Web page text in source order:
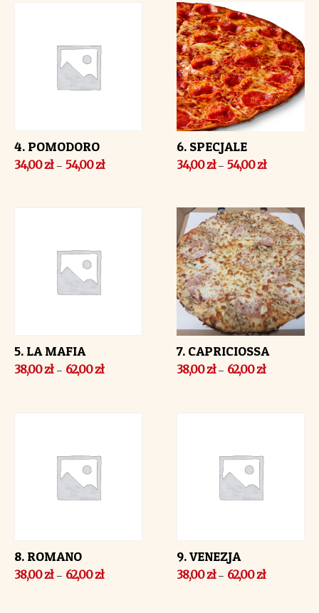
4. POMODORO
34,00zł– 54,00zł
6. SPECJALE
34,00zł–54,00zł
5. LA MAFIA
38,00zł– 62,00zł
7. CAPRICIOSSA
38,00zł– 62,00zł
8. ROMANO
38,00zł– 62,00zł
9. VENEZJA
38,00zł– 62,00zł